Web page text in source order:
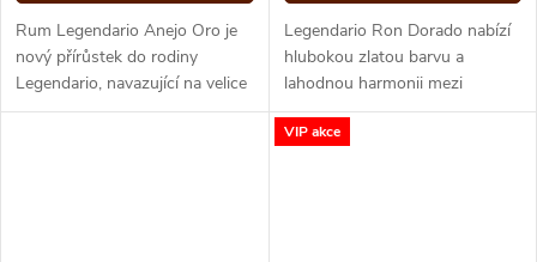
Rum Legendario Anejo Oro je
nový přírůstek do rodiny
Legendario, navazující na velice
úspěšný Legendario Elixír.
Legendario Ron Dorado nabízí
hlubokou zlatou barvu a
lahodnou harmonii mezi
hloubkou a plynulostí chuti.
Zraje pět let v sudech z
VIP akce